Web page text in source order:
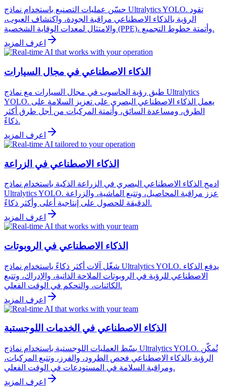
حسّن عمليات التصنيع باستخدام نماذج Ultralytics YOLO. تقود
الرؤية بالذكاء الاصطناعي مراقبة الجودة، واكتشاف العيوب،
والامتثال لمعدات الوقاية الشخصية (PPE)، وأتمتة خطوط التجميع.
اعرف المزيد
الذكاء الاصطناعي في مجال السيارات
طبق رؤية الحاسوب في مجال السيارات مع نماذج Ultralytics
YOLO. يعمل الذكاء الاصطناعي البصري على تعزيز السلامة على
الطرق، ومساعدة السائق، وأتمتة المركبات من أجل طرق أكثر
ذكاءً.
اعرف المزيد
الذكاء الاصطناعي في الزراعة
ادمج الذكاء الاصطناعي البصري في الزراعة الذكية باستخدام نماذج
Ultralytics YOLO. عزز مراقبة المحاصيل، وتتبع الماشية، والزراعة
الدقيقة للحصول على إنتاجية أعلى وأكثر ذكاءً.
اعرف المزيد
الذكاء الاصطناعي في الروبوتات
شغّل آلات أكثر ذكاءً باستخدام نماذج Ultralytics YOLO. يدفع الذكاء
الاصطناعي للرؤية في الروبوتات الملاحة الذاتية، والإدراك، وتتبع
الكائنات، والتحكم في الوقت الفعلي.
اعرف المزيد
الذكاء الاصطناعي في الخدمات اللوجستية
بسّط العمليات اللوجستية باستخدام نماذج Ultralytics YOLO. تُمكّن
الرؤية بالذكاء الاصطناعي فحص الطرود، والفرز، وتتبع المركبات،
ومراقبة السلامة في المستودعات في الوقت الفعلي.
اعرف المزيد